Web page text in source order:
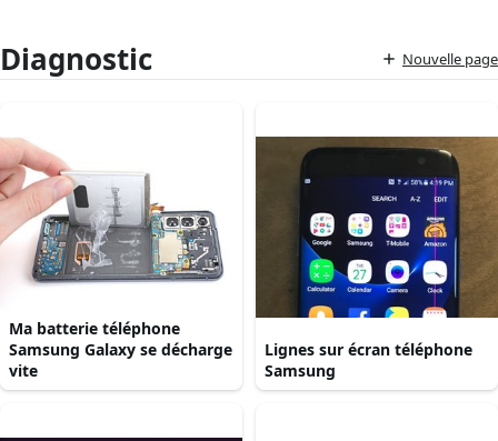
Diagnostic Nouvelle page
Ma batterie téléphone
Samsung Galaxy se décharge
vite
Lignes sur écran téléphone
Samsung